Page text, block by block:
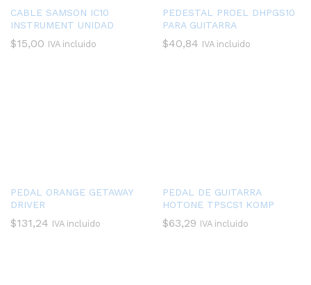
CABLE SAMSON IC10
INSTRUMENT UNIDAD
$15,00 IVA incluido
PEDESTAL PROEL DHPGS10
PARA GUITARRA
$40,84 IVA incluido
PEDAL ORANGE GETAWAY
DRIVER
$131,24 IVA incluido
PEDAL DE GUITARRA
HOTONE TPSCS1 KOMP
$63,29 IVA incluido